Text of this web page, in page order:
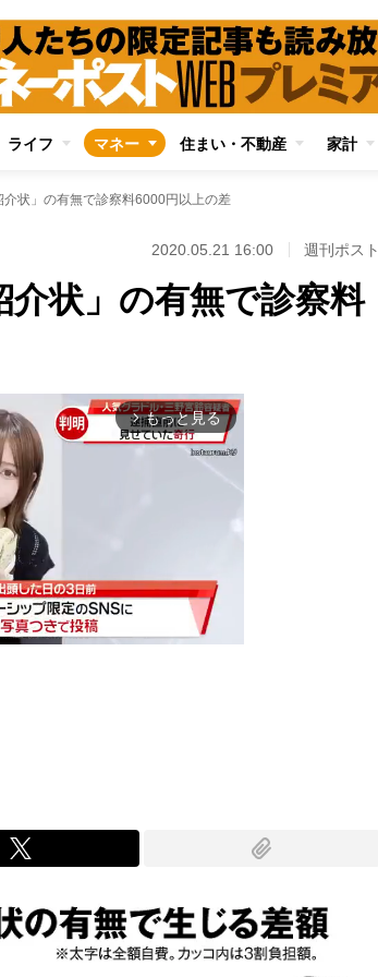
ライフ マネー 住まい・不動産 家計
介状」の有無で診察料6000円以上の差
2020.05.21 16:00 週刊ポスト
状」の有無で診察料
arrow_forward_ios もっと見る